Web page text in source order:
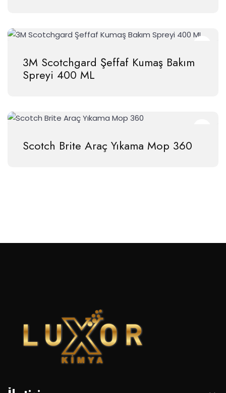
3M Scotchgard Şeffaf Kumaş Bakım
Spreyi 400 ML
Scotch Brite Araç Yıkama Mop 360